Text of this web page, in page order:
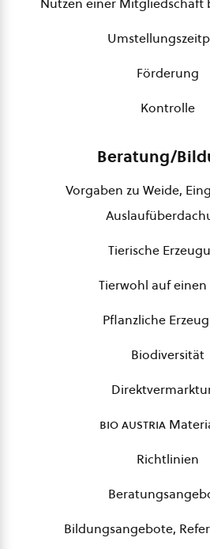
Förderung
Kontrolle
Beratung/
Vorgaben zu Weide,
Tierische
Tierwohl auf einen
Pflanzliche
Biodiversität
bio austria
Richtlinien
Bildungsangebote,